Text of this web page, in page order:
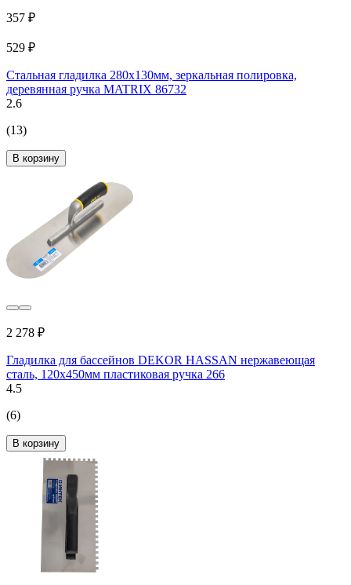
357 ₽
529 ₽
Стальная гладилка 280х130мм, зеркальная полировка,
деревянная ручка MATRIX 86732
2.6
(13)
В корзину
2 278 ₽
Гладилка для бассейнов DEKOR HASSAN нержавеющая
сталь, 120х450мм пластиковая ручка 266
4.5
(6)
В корзину